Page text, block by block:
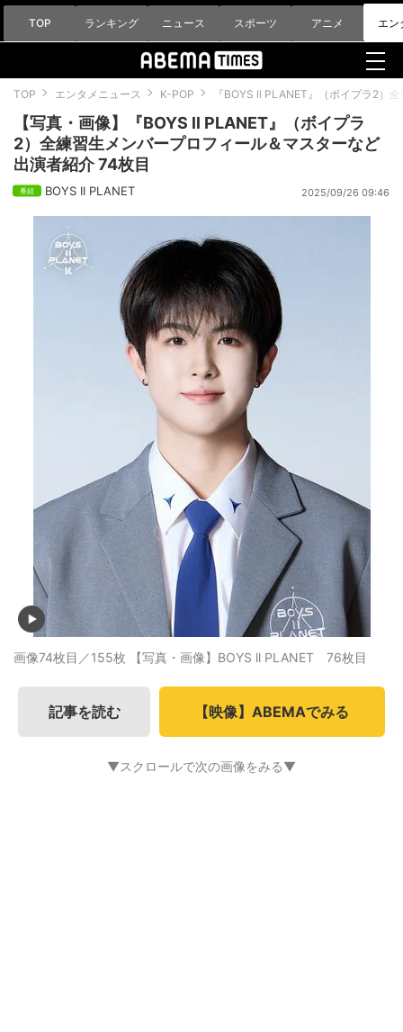
TOP ランキング ニュース スポーツ アニメ エン
TOP エンタメニュース K-POP 『BOYS ll PLANET』（ボイプラ2）
【写真・画像】『BOYS ll PLANET』（ボイプラ
2）全練習生メンバープロフィール＆マスターなど
出演者紹介 74枚目
BOYS II PLANET 2025/09/26 09:46
画像74枚目／155枚 【写真・画像】BOYS ll PLANET 76枚目
記事を読む 【映像】ABEMAでみる
▼スクロールで次の画像をみる▼